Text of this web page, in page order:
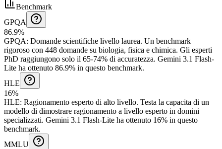
Benchmark
GPQA
86.9%
GPQA: Domande scientifiche livello laurea. Un benchmark
rigoroso con 448 domande su biologia, fisica e chimica. Gli esperti
PhD raggiungono solo il 65-74% di accuratezza. Gemini 3.1 Flash-
Lite ha ottenuto 86.9% in questo benchmark.
HLE
16%
HLE: Ragionamento esperto di alto livello. Testa la capacita di un
modello di dimostrare ragionamento a livello esperto in domini
specializzati. Gemini 3.1 Flash-Lite ha ottenuto 16% in questo
benchmark.
MMLU